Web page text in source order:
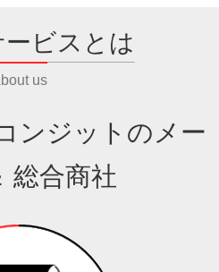
ビスとは
us
ンジットのメー
総合商社